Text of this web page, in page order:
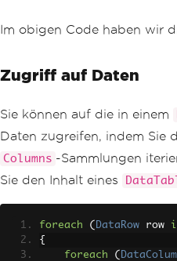
Im obigen Code haben wir
Zugriff auf Daten
Sie können auf die in einem
Daten zugreifen, indem Sie
Columns -Sammlungen
Sie den Inhalt eines
foreach ( DataRow row
{
foreach
(